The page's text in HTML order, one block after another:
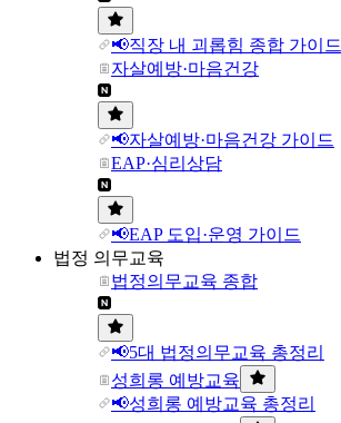
📢직장 내 괴롭힘 종합 가이드
자살예방·마음건강
📢자살예방·마음건강 가이드
EAP·심리상담
📢EAP 도입·운영 가이드
법정 의무교육
법정의무교육 종합
📢5대 법정의무교육 총정리
성희롱 예방교육
📢성희롱 예방교육 총정리